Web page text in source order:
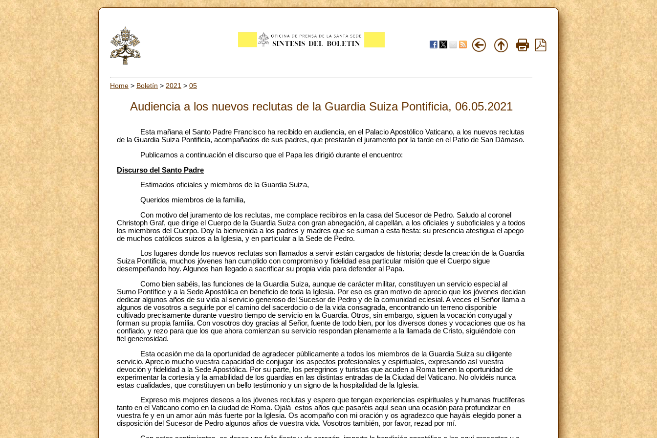
Home > Boletín > 2021 > 05
Audiencia a los nuevos reclutas de la Guardia Suiza Pontificia, 06.05.2021
Esta mañana el Santo Padre Francisco ha recibido en audiencia, en el Palacio Apostólico Vaticano, a los nuevos reclutas
de la Guardia Suiza Pontificia, acompañados de sus padres, que prestarán el juramento por la tarde en el Patio de San Dámaso.
Publicamos a continuación el discurso que el Papa les dirigió durante el encuentro:
Discurso del Santo Padre
Estimados oficiales y miembros de la Guardia Suiza,
Queridos miembros de la familia,
Con motivo del juramento de los reclutas, me complace recibiros en la casa del Sucesor de Pedro. Saludo al coronel
Christoph Graf, que dirige el Cuerpo de la Guardia Suiza con gran abnegación, al capellán, a los oficiales y suboficiales y a todos
los miembros del Cuerpo. Doy la bienvenida a los padres y madres que se suman a esta fiesta: su presencia atestigua el apego
de muchos católicos suizos a la Iglesia, y en particular a la Sede de Pedro.
Los lugares donde los nuevos reclutas son llamados a servir están cargados de historia; desde la creación de la Guardia
Suiza Pontificia, muchos jóvenes han cumplido con compromiso y fidelidad esa particular misión que el Cuerpo sigue
desempeñando hoy. Algunos han llegado a sacrificar su propia vida para defender al Papa.
Como bien sabéis, las funciones de la Guardia Suiza, aunque de carácter militar, constituyen un servicio especial al
Sumo Pontífice y a la Sede Apostólica en beneficio de toda la Iglesia. Por eso es gran motivo de aprecio que los jóvenes decidan
dedicar algunos años de su vida al servicio generoso del Sucesor de Pedro y de la comunidad eclesial. A veces el Señor llama a
algunos de vosotros a seguirle por el camino del sacerdocio o de la vida consagrada, encontrando un terreno disponible
cultivado precisamente durante vuestro tiempo de servicio en la Guardia. Otros, sin embargo, siguen la vocación conyugal y
forman su propia familia. Con vosotros doy gracias al Señor, fuente de todo bien, por los diversos dones y vocaciones que os ha
confiado, y rezo para que los que ahora comienzan su servicio respondan plenamente a la llamada de Cristo, siguiéndole con
fiel generosidad.
Esta ocasión me da la oportunidad de agradecer públicamente a todos los miembros de la Guardia Suiza su diligente
servicio. Aprecio mucho vuestra capacidad de conjugar los aspectos profesionales y espirituales, expresando así vuestra
devoción y fidelidad a la Sede Apostólica. Por su parte, los peregrinos y turistas que acuden a Roma tienen la oportunidad de
experimentar la cortesía y la amabilidad de los guardias en las distintas entradas de la Ciudad del Vaticano. No olvidéis nunca
estas cualidades, que constituyen un bello testimonio y un signo de la hospitalidad de la Iglesia.
Expreso mis mejores deseos a los jóvenes reclutas y espero que tengan experiencias espirituales y humanas fructíferas
tanto en el Vaticano como en la ciudad de Roma. Ojalá estos años que pasaréis aquí sean una ocasión para profundizar en
vuestra fe y en un amor aún más fuerte por la Iglesia. Os acompaño con mi oración y os agradezco que hayáis elegido poner a
disposición del Sucesor de Pedro algunos años de vuestra vida. Vosotros también, por favor, rezad por mí.